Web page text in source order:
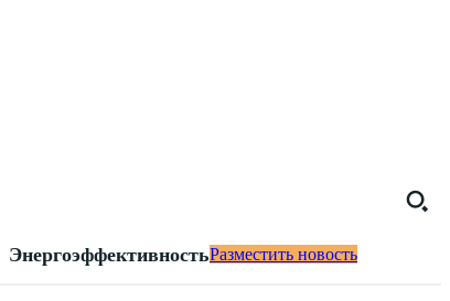
ЭнергоэффективностьРазместить новость